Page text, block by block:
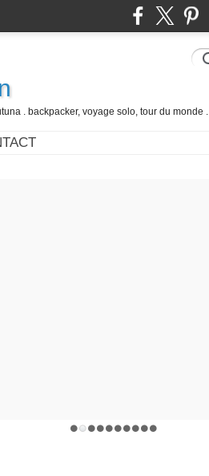
. backpacker, voyage solo, tour du monde .